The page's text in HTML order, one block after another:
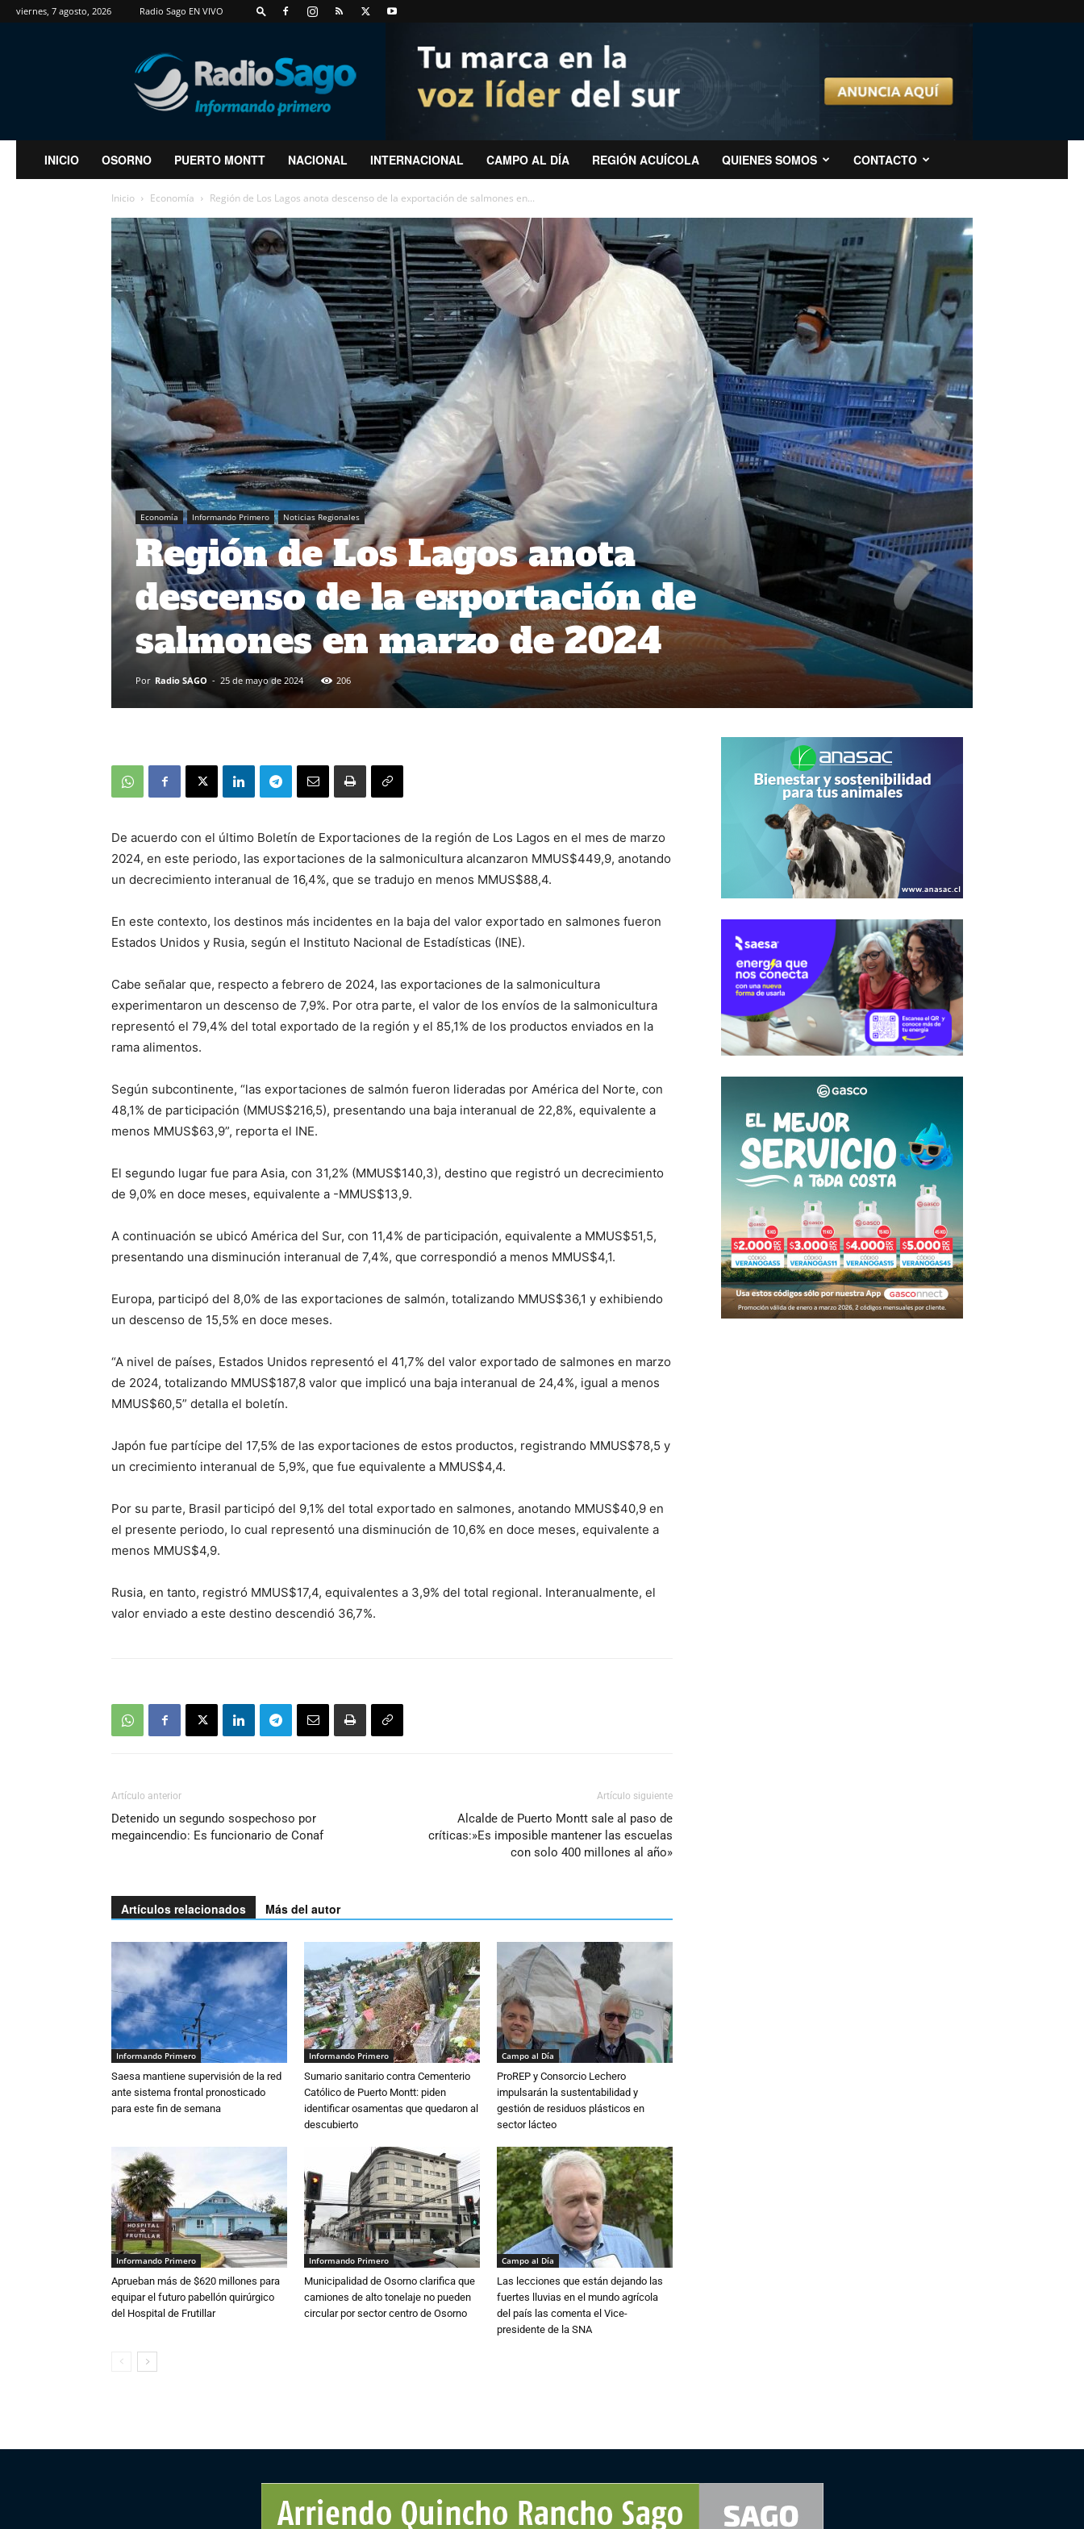
viernes, 7 agosto, 2026 Radio Sago EN VIVO
RadioSago
INICIO OSORNO PUERTO MONTT NACIONAL INTERNACIONAL CAMPO AL DÍA REGIÓN ACUÍCOLA QUIENES SOMOS CONTACTO
Inicio Economía Región de Los Lagos anota descenso de la exportación de salmones en...
Economía Informando Primero Noticias Regionales
Región de Los Lagos anota
descenso de la exportación de
salmones en marzo de 2024
Por Radio SAGO - 25 de mayo de 2024 206
De acuerdo con el último Boletín de Exportaciones de la región de Los Lagos en el mes de marzo
2024, en este periodo, las exportaciones de la salmonicultura alcanzaron MMUS$449,9, anotando
un decrecimiento interanual de 16,4%, que se tradujo en menos MMUS$88,4.
En este contexto, los destinos más incidentes en la baja del valor exportado en salmones fueron
Estados Unidos y Rusia, según el Instituto Nacional de Estadísticas (INE).
Cabe señalar que, respecto a febrero de 2024, las exportaciones de la salmonicultura
experimentaron un descenso de 7,9%. Por otra parte, el valor de los envíos de la salmonicultura
representó el 79,4% del total exportado de la región y el 85,1% de los productos enviados en la
rama alimentos.
Según subcontinente, “las exportaciones de salmón fueron lideradas por América del Norte, con
48,1% de participación (MMUS$216,5), presentando una baja interanual de 22,8%, equivalente a
menos MMUS$63,9”, reporta el INE.
El segundo lugar fue para Asia, con 31,2% (MMUS$140,3), destino que registró un decrecimiento
de 9,0% en doce meses, equivalente a -MMUS$13,9.
A continuación se ubicó América del Sur, con 11,4% de participación, equivalente a MMUS$51,5,
presentando una disminución interanual de 7,4%, que correspondió a menos MMUS$4,1.
Europa, participó del 8,0% de las exportaciones de salmón, totalizando MMUS$36,1 y exhibiendo
un descenso de 15,5% en doce meses.
“A nivel de países, Estados Unidos representó el 41,7% del valor exportado de salmones en marzo
de 2024, totalizando MMUS$187,8 valor que implicó una baja interanual de 24,4%, igual a menos
MMUS$60,5” detalla el boletín.
Japón fue partícipe del 17,5% de las exportaciones de estos productos, registrando MMUS$78,5 y
un crecimiento interanual de 5,9%, que fue equivalente a MMUS$4,4.
Por su parte, Brasil participó del 9,1% del total exportado en salmones, anotando MMUS$40,9 en
el presente periodo, lo cual representó una disminución de 10,6% en doce meses, equivalente a
menos MMUS$4,9.
Rusia, en tanto, registró MMUS$17,4, equivalentes a 3,9% del total regional. Interanualmente, el
valor enviado a este destino descendió 36,7%.
Artículo anterior
Detenido un segundo sospechoso por
megaincendio: Es funcionario de Conaf
Artículo siguiente
Alcalde de Puerto Montt sale al paso de
críticas:»Es imposible mantener las escuelas
con solo 400 millones al año»
Artículos relacionados Más del autor
Informando Primero
Saesa mantiene supervisión de la red
ante sistema frontal pronosticado
para este fin de semana
Informando Primero
Sumario sanitario contra Cementerio
Católico de Puerto Montt: piden
identificar osamentas que quedaron al
descubierto
Campo al Día
ProREP y Consorcio Lechero
impulsarán la sustentabilidad y
gestión de residuos plásticos en
sector lácteo
Informando Primero
Aprueban más de $620 millones para
equipar el futuro pabellón quirúrgico
del Hospital de Frutillar
Informando Primero
Municipalidad de Osorno clarifica que
camiones de alto tonelaje no pueden
circular por sector centro de Osorno
Campo al Día
Las lecciones que están dejando las
fuertes lluvias en el mundo agrícola
del país las comenta el Vice-
presidente de la SNA